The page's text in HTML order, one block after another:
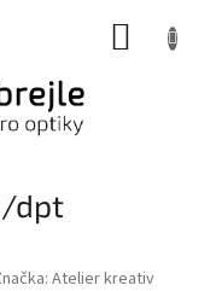
dpt
Atelier kreativ